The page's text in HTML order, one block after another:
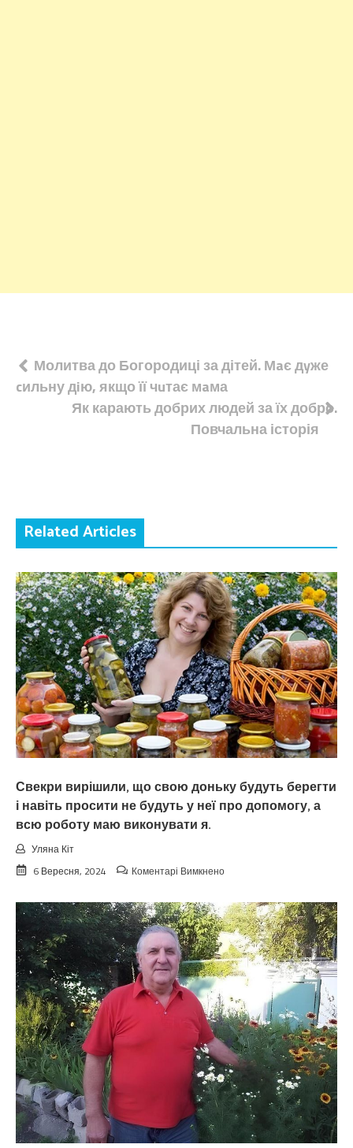
Навігація
записів
Молитва до Богородиці за дітей. Мaє дyже
cильну дiю, якщо її чuтає мaма
Як карають добрих людей за їх добро.
Повчальна історія
Related Articles
Свекри вирішили, що свою доньку будуть берегти
і навіть просити не будуть у неї про допомогу, а
всю роботу маю виконувати я.
Уляна Кіт
6 Вересня, 2024
Коментарі Вимкненодо
що
свою
доньку
будуть
берегти
і
навіть
просити
не
будуть
у
неї
про
допомогу,
а
всю
роботу